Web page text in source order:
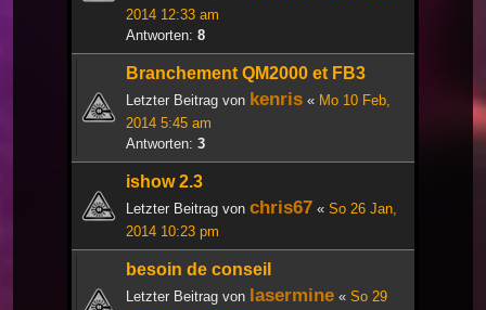
2014 12:33 am
Antworten: 8
Branchement QM2000 et FB3
Letzter Beitrag von kenris « Mo 10 Feb,
2014 5:45 am
Antworten: 3
ishow 2.3
Letzter Beitrag von chris67 « So 26 Jan,
2014 10:23 pm
besoin de conseil
Letzter Beitrag von lasermine « So 29